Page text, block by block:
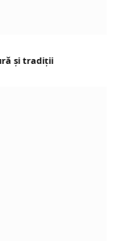
și tradiții